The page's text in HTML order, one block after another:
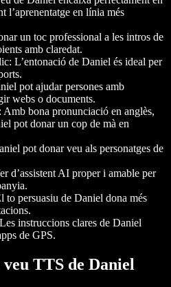
l’aprenentatge en línia més
un toc professional a les intros de
amb claredat.
: L’entonació de Daniel és ideal per
pot ajudar persones amb
webs o documents.
: Amb bona pronunciació en anglès,
pot donar un cop de mà en
pot donar veu als personatges de
d’assistent AI proper i amable per
to persuasiu de Daniel dona més
instruccions clares de Daniel
de GPS.
TTS de Daniel